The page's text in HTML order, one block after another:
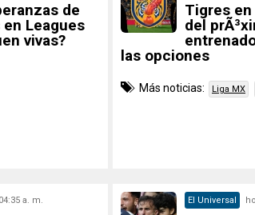
de
en Leagues
vivas?
Tigres en
del
las opciones
Más noticias: Liga MX
a. m. El Universal